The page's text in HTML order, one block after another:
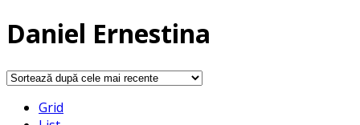
Daniel Ernestina
Grid